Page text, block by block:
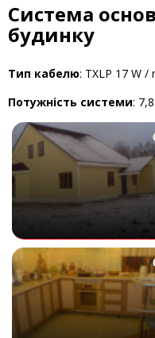
Система
будинку
Тип кабелю: TXLP 17 W /
Потужність системи: